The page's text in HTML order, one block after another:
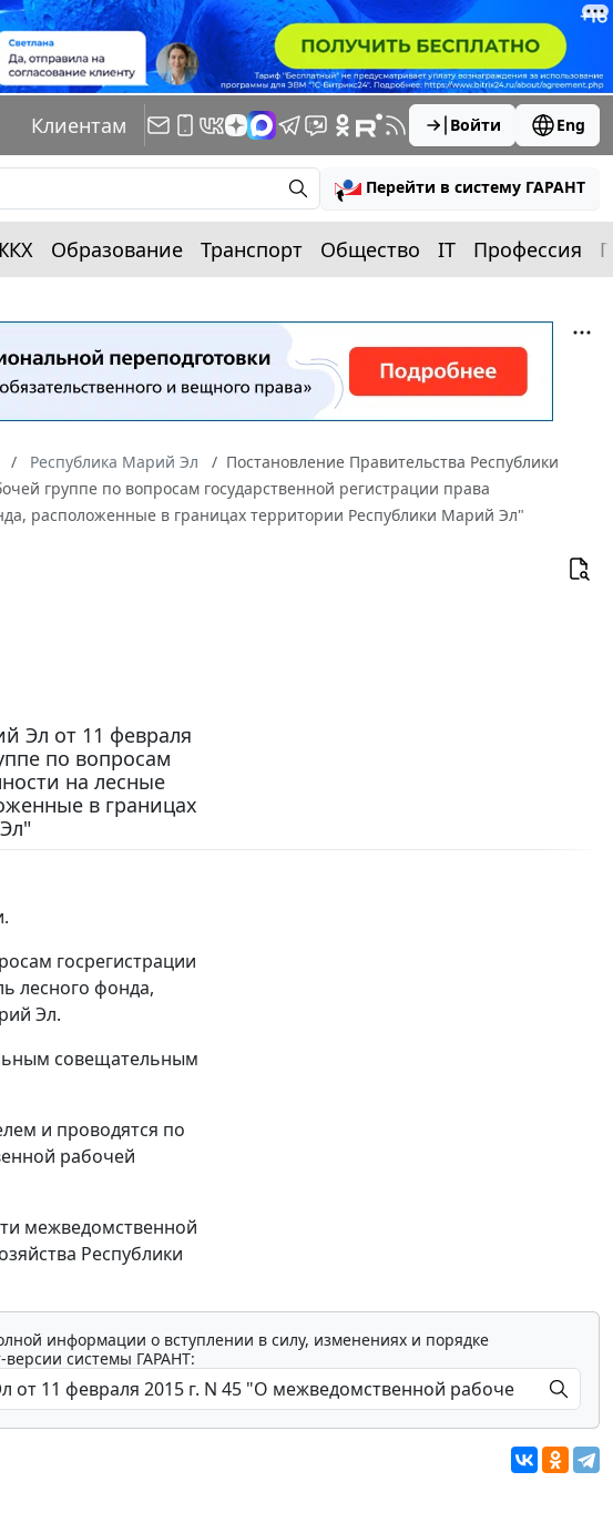
Клиентам Войти Eng
Перейти в систему ГАРАНТ
Образование Транспорт Общество IT Профессия
Республика Марий Эл
Постановление Правительства Республики
группе по вопросам государственной регистрации права
расположенные в границах территории Республики Марий Эл"
Эл от 11 февраля
по вопросам
на лесные
в границах
госрегистрации
лесного фонда,
Эл.
совещательным
и проводятся по
рабочей
межведомственной
Республики
информации о вступлении в силу, изменениях и порядке
системы ГАРАНТ: